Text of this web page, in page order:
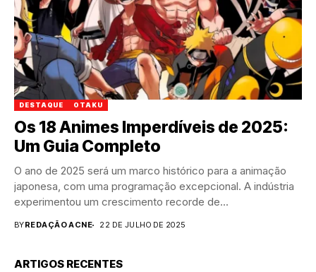
DESTAQUE OTAKU
Os 18 Animes Imperdíveis de 2025:
Um Guia Completo
O ano de 2025 será um marco histórico para a animação
japonesa, com uma programação excepcional. A indústria
experimentou um crescimento recorde de...
BYREDAÇÃO ACNE 22 DE JULHO DE 2025
ARTIGOS RECENTES